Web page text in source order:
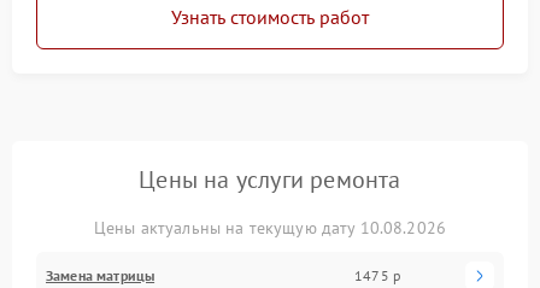
Узнать стоимость работ
Цены на услуги ремонта
Цены актуальны на текущую дату 10.08.2026
Замена матрицы 1475 р